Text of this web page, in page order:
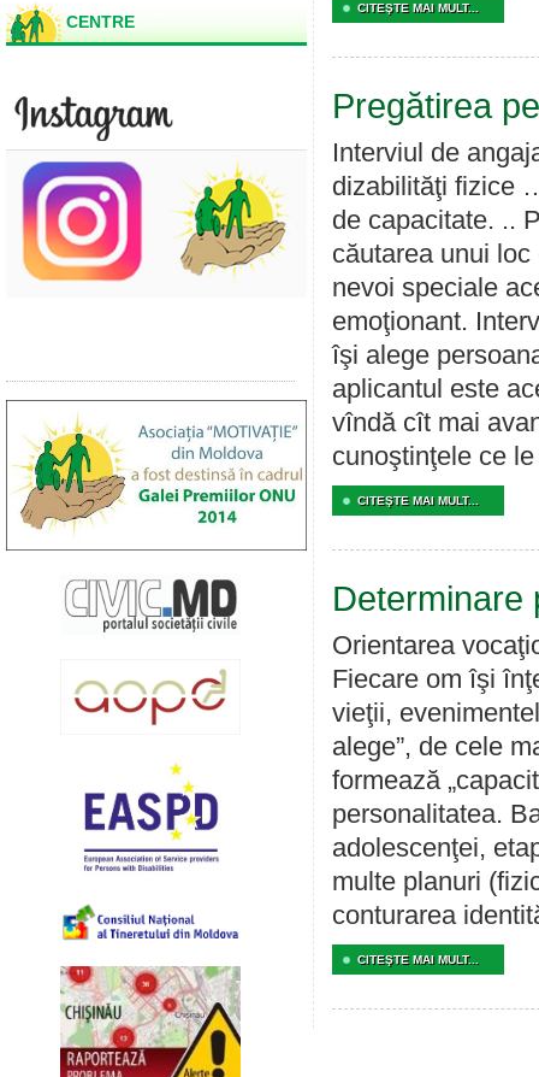
CENTRE
CITEŞTE MAI MULT...
Pregătirea
Interviul de
dizabilităţi fizice
de capacitate. ..
căutarea unui
nevoi speciale
emoţionant.
îşi alege
aplicantul este
vîndă cît mai
cunoştinţele ce
CITEŞTE MAI MULT...
Determinare
Orientarea
Fiecare om îşi
vieţii,
alege”, de cele
formează
personalitatea.
adolescenţei,
multe planuri
conturarea
CITEŞTE MAI MULT...